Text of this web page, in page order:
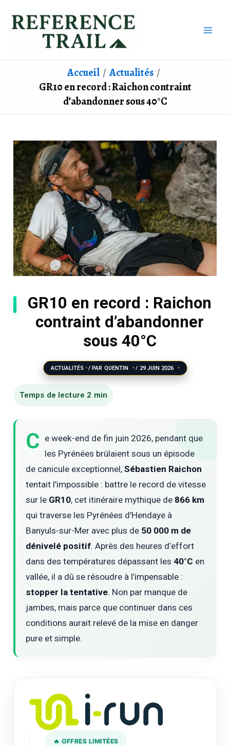
Accueil
Actualités
GR10 en record : Raichon contraint
d’abandonner sous 40°C
GR10 en record : Raichon
contraint d’abandonner
sous 40°C
ACTUALITÉS / PAR QUENTIN / 29 JUIN 2026
C e week-end de fin juin 2026, pendant que
les Pyrénées brûlaient sous un épisode
de canicule exceptionnel,Sébastien Raichon
tentait l’impossible : battre le record de vitesse
sur le GR10, cet itinéraire mythique de 866 km
qui traverse les Pyrénées d’Hendaye à
Banyuls-sur-Mer avec plus de 50 000 m de
dénivelé positif. Après des heures d’effort
dans des températures dépassant les 40°C en
vallée, il a dû se résoudre à l’impensable :
stopper la tentative. Non par manque de
jambes, mais parce que continuer dans ces
conditions aurait relevé de la mise en danger
pure et simple.
🔥 OFFRES LIMITÉES